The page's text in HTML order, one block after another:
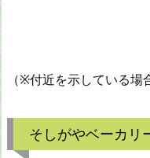
（※付近を示している場
そしがやベーカリ